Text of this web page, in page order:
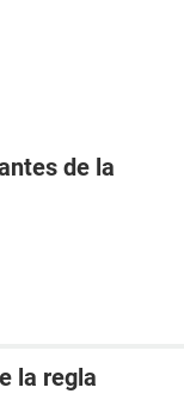
de la
la regla